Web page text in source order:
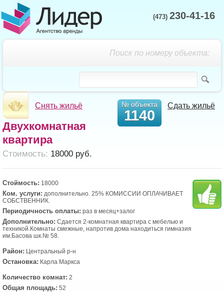
(473) 230-41-16
Поиск по номеру объекта:
Снять жильё Сдать жильё
№ объекта
1140
Двухкомнатная
квартира
Cтоимость: 18000 руб.
Стоймость: 18000
Ком. услуги: дополнительно. 25% КОМИССИИ ОПЛАЧИВАЕТ
СОБСТВЕННИК.
Периодичность оплаты: раз в месяц+залог
Дополнительно: Сдается 2-комнатная квартира с мебелью и
техникой.Комнаты смежные, напротив дома находиться гимназия
им.Басова шк.№ 58.
Район: Центральный р-н
Остановка: Карла Маркса
Количество комнат: 2
Общая площадь: 52